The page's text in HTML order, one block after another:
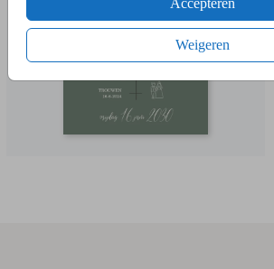
Weigeren
Neem dancontactmet ons op.
Niet gevonden? Neem
contact